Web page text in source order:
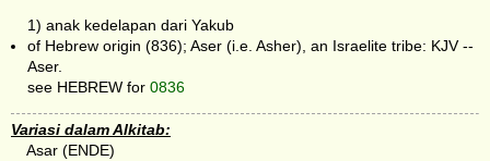
1) anak kedelapan dari Yakub
of Hebrew origin (836); Aser (i.e. Asher), an Israelite tribe: KJV --
Aser.
see HEBREW for 0836
Variasi dalam Alkitab:
Asar (ENDE)